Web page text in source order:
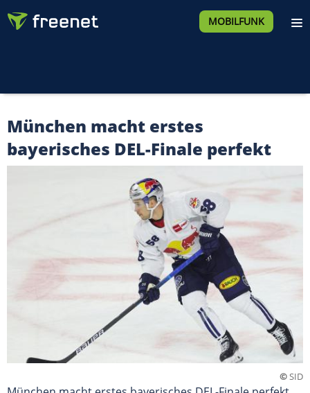
MOBILFUNK
München macht erstes
bayerisches DEL-Finale perfekt
©SID